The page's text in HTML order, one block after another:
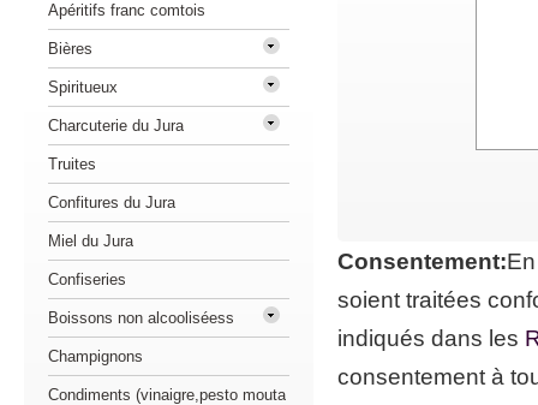
Consentement:
soient traitées
indiqués dans les
consentement à
Apéritifs franc comtois
Bières
Spiritueux
Charcuterie du Jura
Truites
Confitures du Jura
Miel du Jura
Confiseries
Boissons non alcooliséess
Champignons
Condiments (vinaigre,pesto mouta